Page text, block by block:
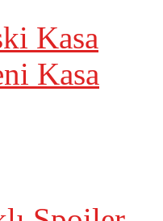
Kasa
Kasa